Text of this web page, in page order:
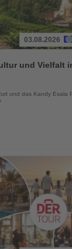
03.08.2026
und Vielfalt
und das Kandy Esala